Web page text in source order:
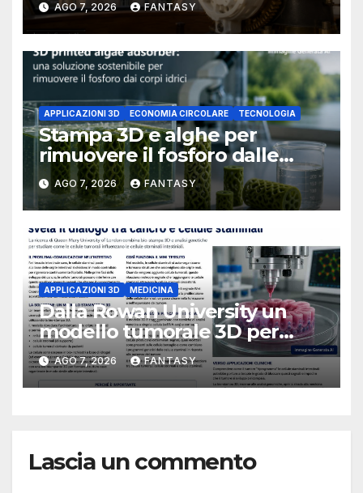
University of Arkansas at
Little Rock
AGO 7, 2026 FANTASY
APPLICAZIONI 3D ECONOMIA CIRCOLARE TECNOLOGIA
Stampa 3D e alghe per
rimuovere il fosforo dalle
acque il progetto della
Florida Atlantic University
AGO 7, 2026 FANTASY
APPLICAZIONI 3D MEDICINA
Dalla Rowan University un
modello tumorale 3D per
studiare il dialogo tra cancro
e cellule staminali
AGO 7, 2026 FANTASY
Lascia un commento